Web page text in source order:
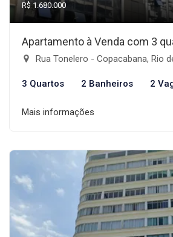
R$ 1.680.000
Apartamento à Venda com 3
Rua Tonelero - Copacabana, Rio
3 Quartos 2 Banheiros 2
Mais informações